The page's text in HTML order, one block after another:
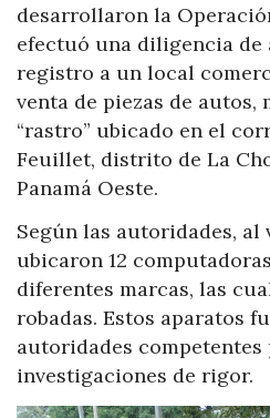
desarrollaron la
efectuó una diligencia de
registro a un local
venta de piezas de autos,
“rastro” ubicado en el
Feuillet, distrito de La
Panamá Oeste.
Según las autoridades,
ubicaron 12
diferentes marcas, las
robadas. Estos aparatos
autoridades competentes
investigaciones de rigor.